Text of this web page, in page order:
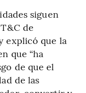
siguen
de
explicó que la
que “ha
de que el
de las